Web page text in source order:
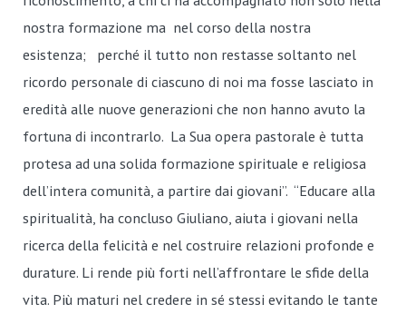
nostra formazione ma nel corso della nostra
esistenza; perché il tutto non restasse soltanto nel
ricordo personale di ciascuno di noi ma fosse lasciato in
eredità alle nuove generazioni che non hanno avuto la
fortuna di incontrarlo. La Sua opera pastorale è tutta
protesa ad una solida formazione spirituale e religiosa
dell’intera comunità, a partire dai giovani”. “Educare alla
spiritualità, ha concluso Giuliano, aiuta i giovani nella
ricerca della felicità e nel costruire relazioni profonde e
durature. Li rende più forti nell’affrontare le sfide della
vita. Più maturi nel credere in sé stessi evitando le tante